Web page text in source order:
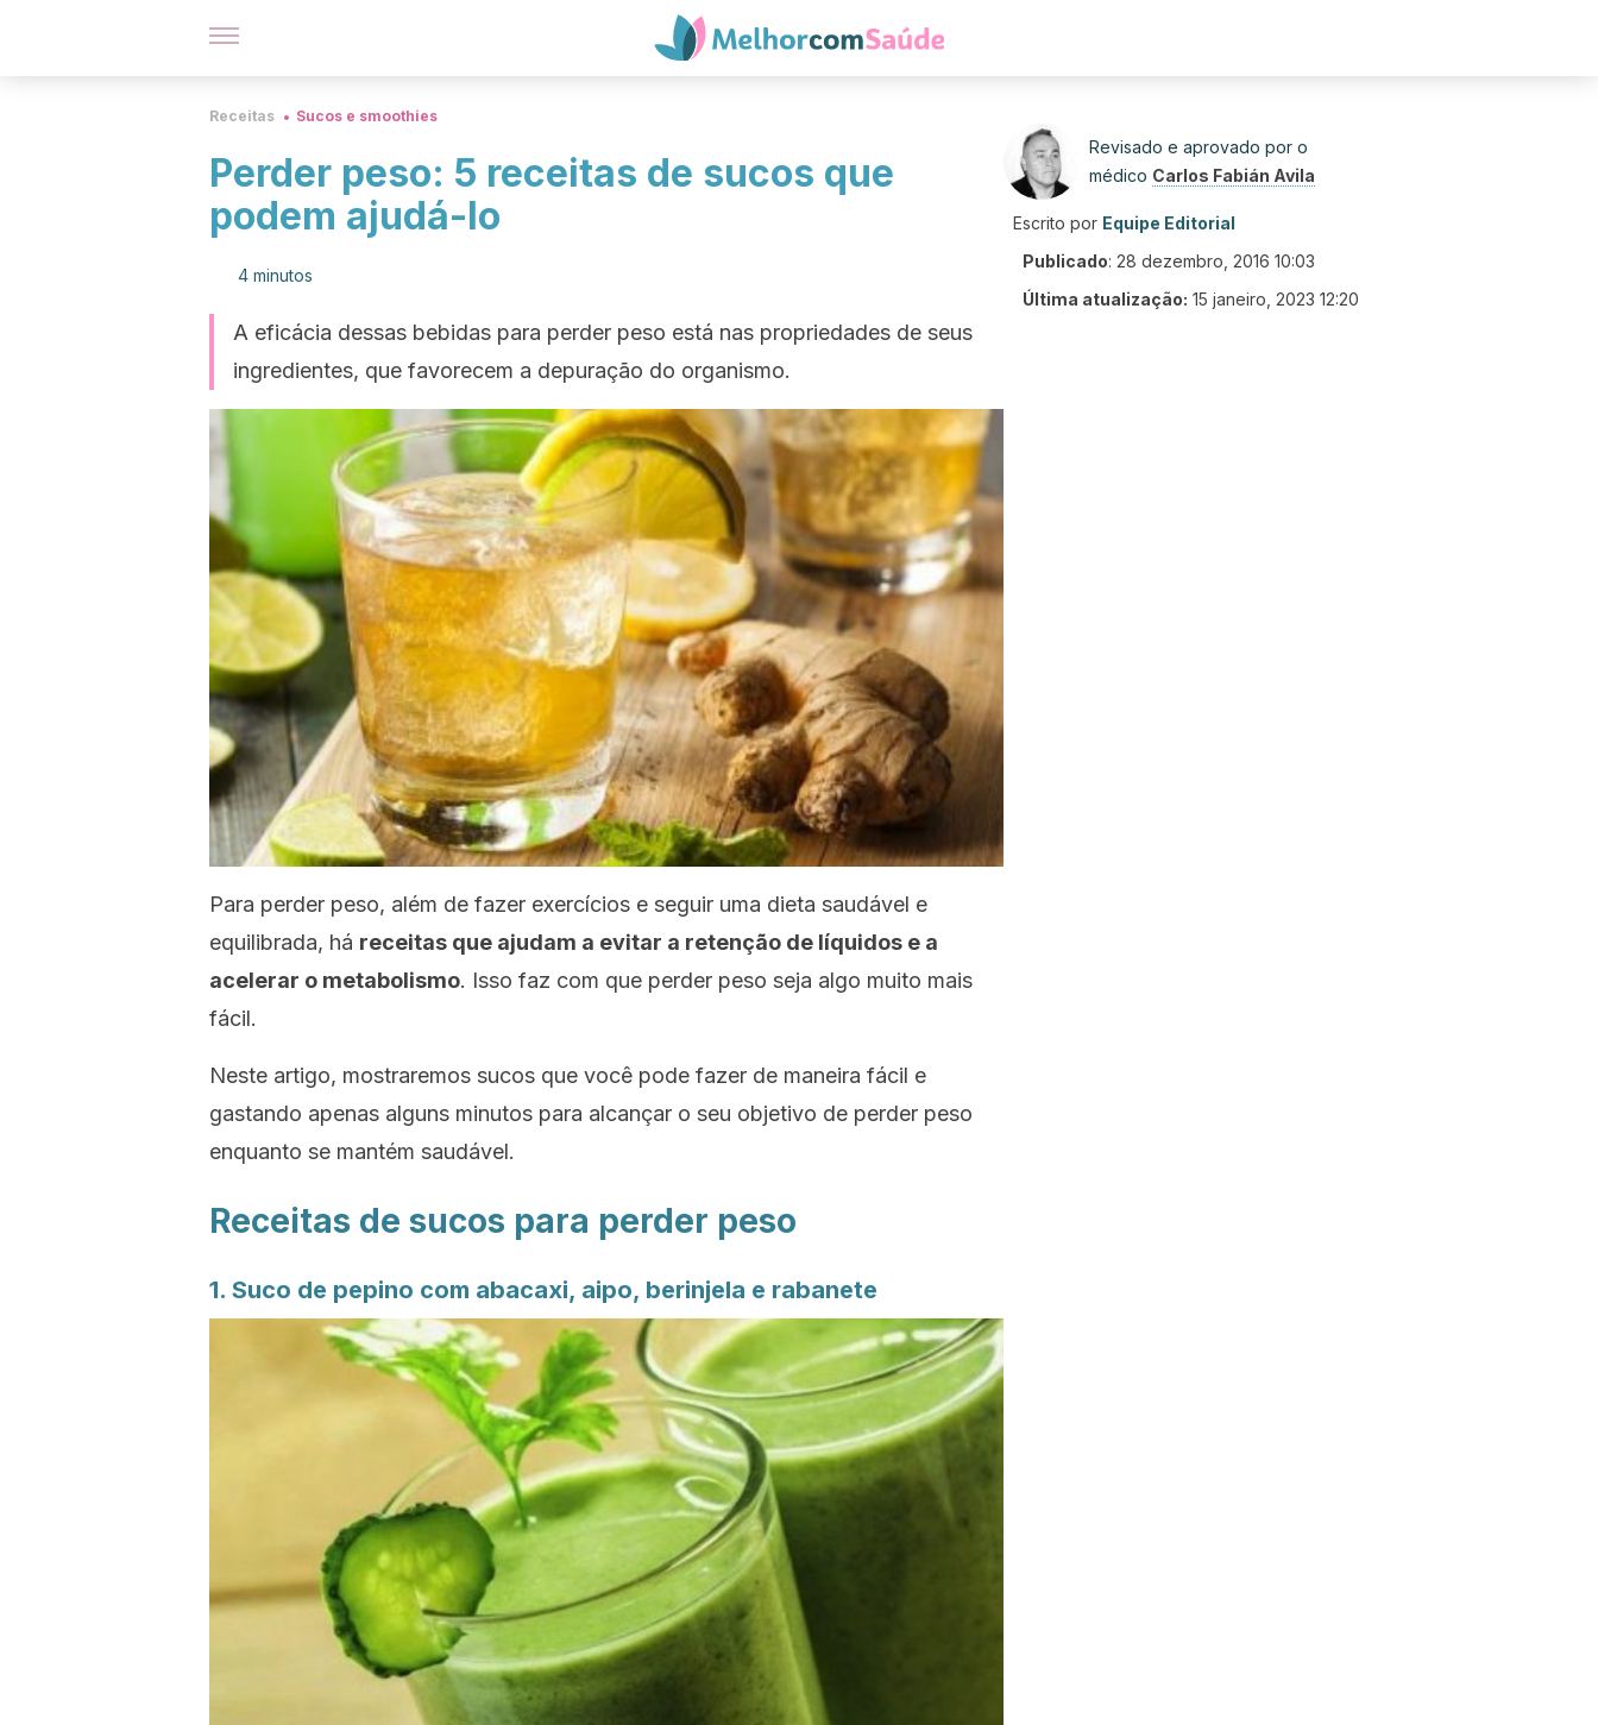
Receitas Sucos e smoothies
Perder peso: 5 receitas de sucos que
podem ajudá-lo
4 minutos
A eficácia dessas bebidas para perder peso está nas propriedades de seus
ingredientes, que favorecem a depuração do organismo.
Para perder peso, além de fazer exercícios e seguir uma dieta saudável e
equilibrada, há receitas que ajudam a evitar a retenção de líquidos e a
acelerar o metabolismo. Isso faz com que perder peso seja algo muito mais
fácil.
Neste artigo, mostraremos sucos que você pode fazer de maneira fácil e
gastando apenas alguns minutos para alcançar o seu objetivo de perder peso
enquanto se mantém saudável.
Receitas de sucos para perder peso
1. Suco de pepino com abacaxi, aipo, berinjela e rabanete
Revisado e aprovado por o
médico Carlos Fabián Avila
Escrito por Equipe Editorial
Publicado: 28 dezembro, 2016 10:03
Última atualização: 15 janeiro, 2023 12:20